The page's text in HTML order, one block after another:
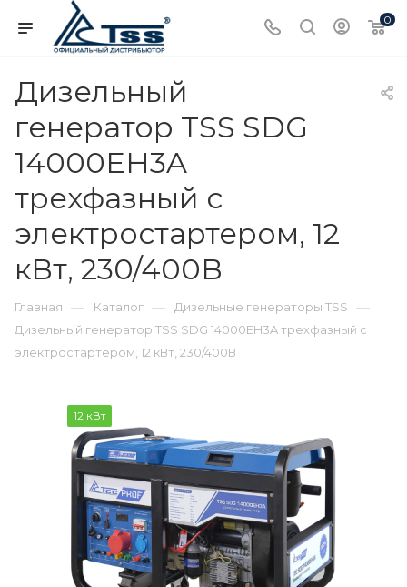
0
Дизельный
генератор TSS SDG
14000EH3A
трехфазный с
электростартером, 12
кВт, 230/400В
Главная — Каталог — Дизельные генераторы TSS —
Дизельный генератор TSS SDG 14000EH3A трехфазный с
электростартером, 12 кВт, 230/400В
12 кВт